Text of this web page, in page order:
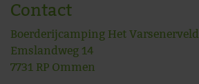
Contact
Boerderijcamping Het Varsenerveld
Emslandweg 14
7731 RP Ommen